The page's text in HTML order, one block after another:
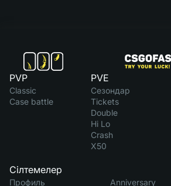
PVP
Classic
Case battle
PVE
Сезондар
Tickets
Double
Hi Lo
Crash
X50
Сілтемелер
Профиль Anniversary